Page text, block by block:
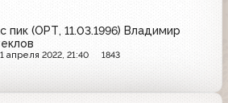
пик (ОРТ, 11.03.1996) Владимир
1 апреля 2022, 21:40 1843